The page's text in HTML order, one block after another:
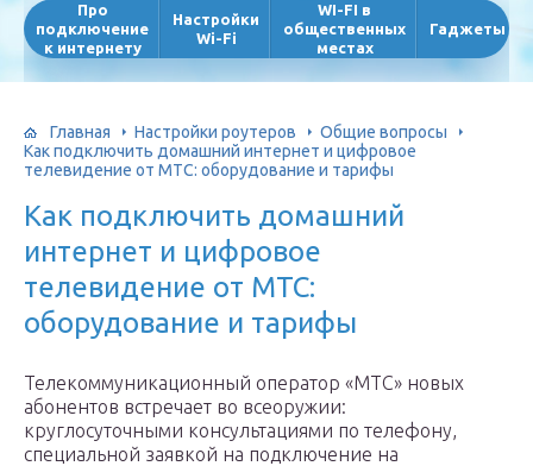
Про
подключение
к интернету
Настройки
Wi-Fi
WI-FI в
общественных
местах
Гаджеты
Главная Настройки роутеров
Общие вопросы
Как подключить домашний интернет и цифровое
телевидение от МТС: оборудование и тарифы
Как подключить домашний
интернет и цифровое
телевидение от МТС:
оборудование и тарифы
Телекоммуникационный оператор «МТС» новых
абонентов встречает во всеоружии:
круглосуточными консультациями по телефону,
специальной заявкой на подключение на